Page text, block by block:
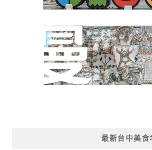
最新台中美食